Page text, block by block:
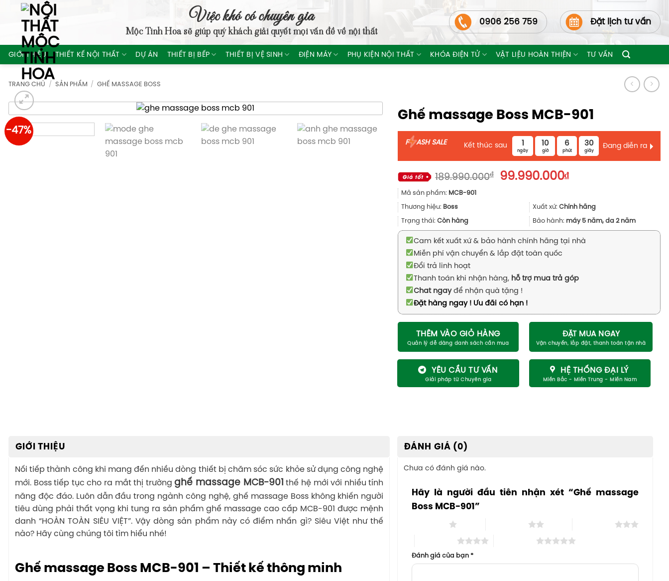
content
Việc khó có chuyên gia
Mộc Tinh Hoasẽ giúp quý khách giải quyết mọi vấn đề về nội thất
0906 256 759 Đặt lịch tư vấn
GIỚI THIỆU THIẾT KẾ NỘI THẤT DỰ ÁN THIẾT BỊ BẾP THIẾT BỊ VỆ SINH ĐIỆN MÁY PHỤ KIỆN NỘI THẤT KHÓA ĐIỆN TỬ VẬT LIỆU HOÀN THIỆN TƯ VẤN
TRANG CHỦ / SẢN PHẨM / GHẾ MASSAGE BOSS
-47%
Ghế massage Boss MCB-901
F ASH SALE Kết thúc sau 1
ngày
10
giờ
6
phút
29
giây
Đang diễn ra
189.990.000₫
Giá
189.990.000₫.
99.990.000₫Giá
là:
99.990.000₫.
Mã sản phẩm: MCB-901
Thương hiệu: Boss Xuất xứ: Chính hãng
Trạng thái: Còn hàng Bảo hành: máy 5 năm, da 2 năm
Cam kết xuất xứ & bảo hành chính hãng tại nhà
Miễn phí vận chuyển & lắp đặt toàn quốc
Đổi trả linh hoạt
Thanh toán khi nhận hàng, hỗ trợ mua trả góp
Chat ngayđể nhận quà tặng !
Đặt hàng ngay ! Ưu đãi có hạn !
THÊM VÀO GIỎ HÀNG ĐẶT MUA NGAY
YÊU CẦU TƯ VẤN HỆ THỐNG ĐẠI LÝ
GIỚI THIỆU
Nối tiếp thành công khi mang đến nhiều dòng thiết bị chăm sóc sức khỏe sử dụng công nghệ
mới. Boss tiếp tục cho ra mắt thị trườngghế massage MCB-901 thế hệ mới với nhiều tính
năng độc đáo. Luôn dẫn đầu trong ngành công nghệ, ghế massage Boss không khiến người
tiêu dùng phải thất vọng khi tung ra sản phẩm ghế massage cao cấp MCB-901 được mệnh
danh “HOÀN TOÀN SIÊU VIỆT”. Vậy dòng sản phẩm này có điểm nhấn gì? Siêu Việt như thế
nào? Hãy cùng chúng tôi tìm hiểu nhé!
Ghế massage Boss MCB-901 – Thiết kế thông minh
ĐÁNH GIÁ (0)
Chưa có đánh giá nào.
Hãy là người đầu tiên nhận xét “Ghế massage
Boss MCB-901”
Đánh giá của bạn*